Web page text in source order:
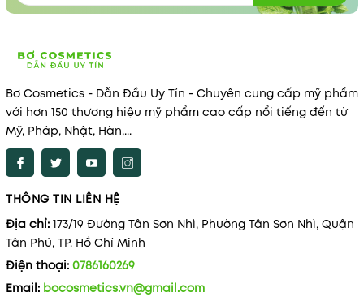
Bơ Cosmetics - Dẫn Đầu Uy Tín - Chuyên cung cấp mỹ phẩm
với hơn 150 thương hiệu mỹ phẩm cao cấp nổi tiếng đến từ
Mỹ, Pháp, Nhật, Hàn,...
THÔNG TIN LIÊN HỆ
Địa chỉ: 173/19 Đường Tân Sơn Nhì, Phường Tân Sơn Nhì, Quận
Tân Phú, TP. Hồ Chí Minh
Điện thoại: 0786160269
Email: bocosmetics.vn@gmail.com